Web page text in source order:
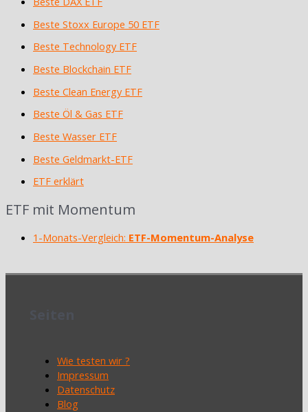
Beste Stoxx Europe 50 ETF
Beste Technology ETF
Beste Blockchain ETF
Beste Clean Energy ETF
Beste Öl & Gas ETF
Beste Wasser ETF
Beste Geldmarkt-ETF
ETF erklärt
ETF mit Momentum
1-Monats-Vergleich: ETF-Momentum-Analyse
Wie testen wir ?
Impressum
Datenschutz
Blog